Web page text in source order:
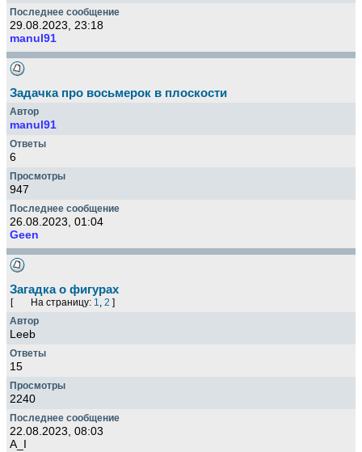
29.08.2023, 23:18
manul91
Задачка про восьмерок в плоскости
manul91
6
947
26.08.2023, 01:04
Geen
Загадка о фигурах
[ На страницу: 1, 2 ]
Leeb
15
2240
22.08.2023, 08:03
A_I